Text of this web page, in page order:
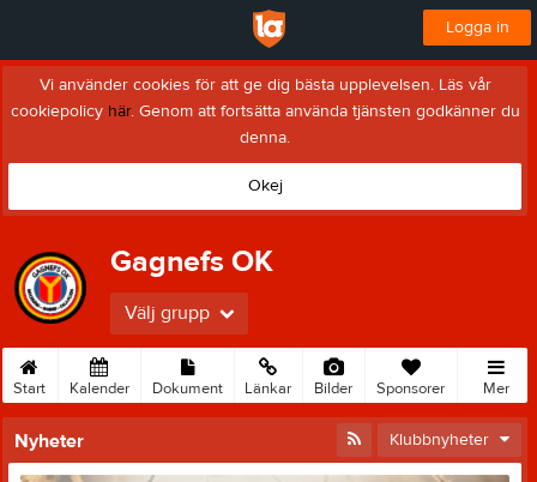
Logga in
Vi använder cookies för att ge dig bästa upplevelsen. Läs vår
cookiepolicy här. Genom att fortsätta använda tjänsten godkänner du
denna.
Okej
Gagnefs OK
Välj grupp
Start Kalender Dokument Länkar Bilder Sponsorer Mer
Nyheter Klubbnyheter